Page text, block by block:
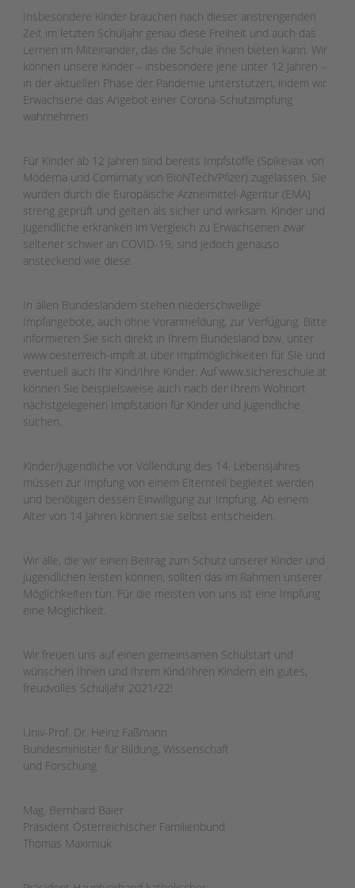
Insbesondere Kinder brauchen nach dieser anstrengenden
Zeit im letzten Schuljahr genau diese Freiheit und auch das
Lernen im Miteinander, das die Schule ihnen bieten kann. Wir
können unsere Kinder – insbesondere jene unter 12 Jahren –
in der aktuellen Phase der Pandemie unterstützen, indem wir
Erwachsene das Angebot einer Corona-Schutzimpfung
wahrnehmen.
Für Kinder ab 12 Jahren sind bereits Impfstoffe (Spikevax von
Moderna und Comirnaty von BioNTech/Pfizer) zugelassen. Sie
wurden durch die Europäische Arzneimittel-Agentur (EMA)
streng geprüft und gelten als sicher und wirksam. Kinder und
Jugendliche erkranken im Vergleich zu Erwachsenen zwar
seltener schwer an COVID-19, sind jedoch genauso
ansteckend wie diese.
In allen Bundesländern stehen niederschwellige
Impfangebote, auch ohne Voranmeldung, zur Verfügung. Bitte
informieren Sie sich direkt in Ihrem Bundesland bzw. unter
www.oesterreich-impft.at über Impfmöglichkeiten für Sie und
eventuell auch Ihr Kind/Ihre Kinder. Auf www.sichereschule.at
können Sie beispielsweise auch nach der Ihrem Wohnort
nächstgelegenen Impfstation für Kinder und Jugendliche
suchen.
Kinder/Jugendliche vor Vollendung des 14. Lebensjahres
müssen zur Impfung von einem Elternteil begleitet werden
und benötigen dessen Einwilligung zur Impfung. Ab einem
Alter von 14 Jahren können sie selbst entscheiden.
Wir alle, die wir einen Beitrag zum Schutz unserer Kinder und
Jugendlichen leisten können, sollten das im Rahmen unserer
Möglichkeiten tun. Für die meisten von uns ist eine Impfung
eine Möglichkeit.
Wir freuen uns auf einen gemeinsamen Schulstart und
wünschen Ihnen und Ihrem Kind/Ihren Kindern ein gutes,
freudvolles Schuljahr 2021/22!
Univ-Prof. Dr. Heinz Faßmann
Bundesminister für Bildung, Wissenschaft
und Forschung
Mag. Bernhard Baier
Präsident Österreichischer Familienbund
Thomas Maximiuk